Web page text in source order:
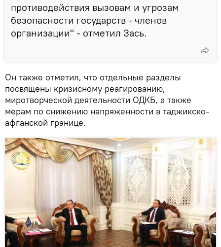
противодействия вызовам и угрозам
безопасности государств - членов
организации" - отметил Зась.
Он также отметил, что отдельные разделы
посвящены кризисному реагированию,
миротворческой деятельности ОДКБ, а также
мерам по снижению напряженности в таджикско-
афганской границе.